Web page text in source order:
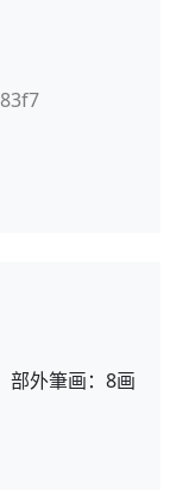
部外筆画：8画